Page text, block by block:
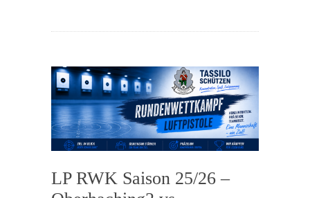
LP RWK Saison 25/26 –